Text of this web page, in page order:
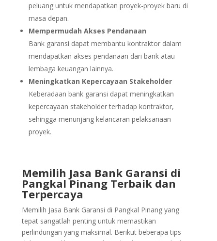
peluang untuk mendapatkan proyek-proyek baru di
masa depan.
Mempermudah Akses Pendanaan
Bank garansi dapat membantu kontraktor dalam
mendapatkan akses pendanaan dari bank atau
lembaga keuangan lainnya.
Meningkatkan Kepercayaan Stakeholder
Keberadaan bank garansi dapat meningkatkan
kepercayaan stakeholder terhadap kontraktor,
sehingga menunjang kelancaran pelaksanaan
proyek.
Memilih Jasa Bank Garansi di
Pangkal Pinang Terbaik dan
Terpercaya
Memilih Jasa Bank Garansi di Pangkal Pinang yang
tepat sangatlah penting untuk memastikan
perlindungan yang maksimal. Berikut beberapa tips